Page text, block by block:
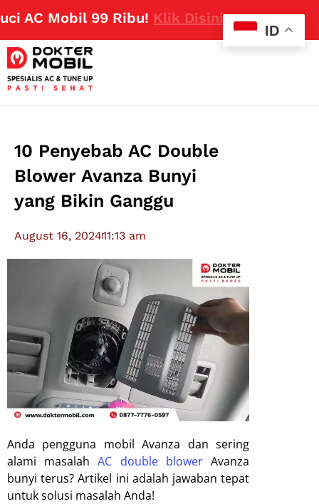
Mobil 99 Ribu!Klik Disini
10 Penyebab AC Double
Blower Avanza Bunyi
yang Bikin Ganggu
August 16, 202411:13 am
Anda pengguna mobil Avanza dan sering
alami masalahAC double blowerAvanza
bunyi terus? Artikel ini adalah jawaban tepat
untuk solusi masalah Anda!
ID